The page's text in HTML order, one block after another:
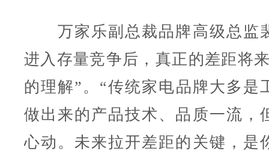
万家乐副总裁品牌高级总监
进入存量竞争后，真正的差距将
的理解”。“传统家电品牌大多是
做出来的产品技术、品质一流，
心动。未来拉开差距的关键，是